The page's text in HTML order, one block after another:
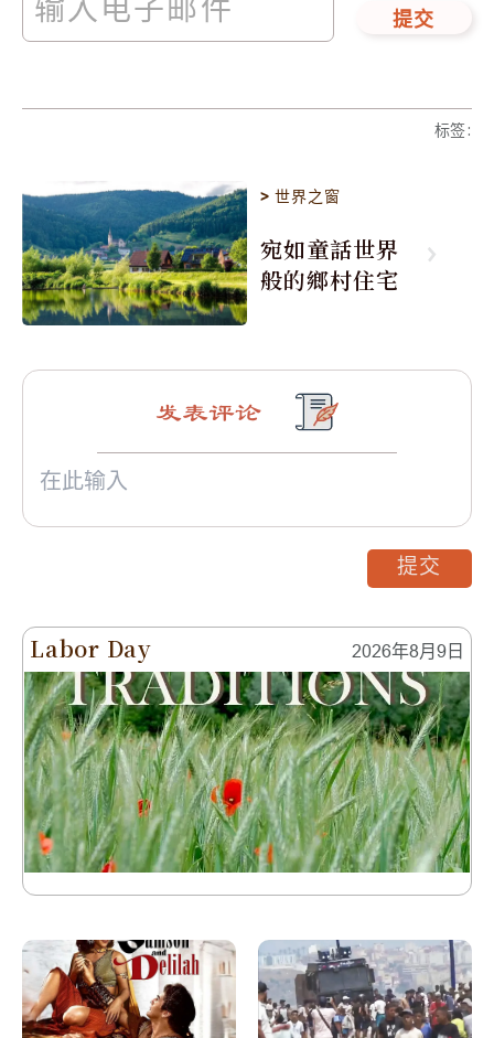
提交
标签:
>世界之窗
宛如童話世界
般的鄉村住宅
Labor Day 2026年8月9日
发表评论
提交